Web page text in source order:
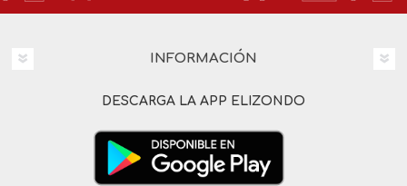
INFORMACIÓN
DESCARGA LA APP ELIZONDO